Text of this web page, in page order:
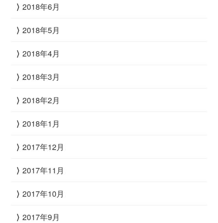
2018年6月
2018年5月
2018年4月
2018年3月
2018年2月
2018年1月
2017年12月
2017年11月
2017年10月
2017年9月